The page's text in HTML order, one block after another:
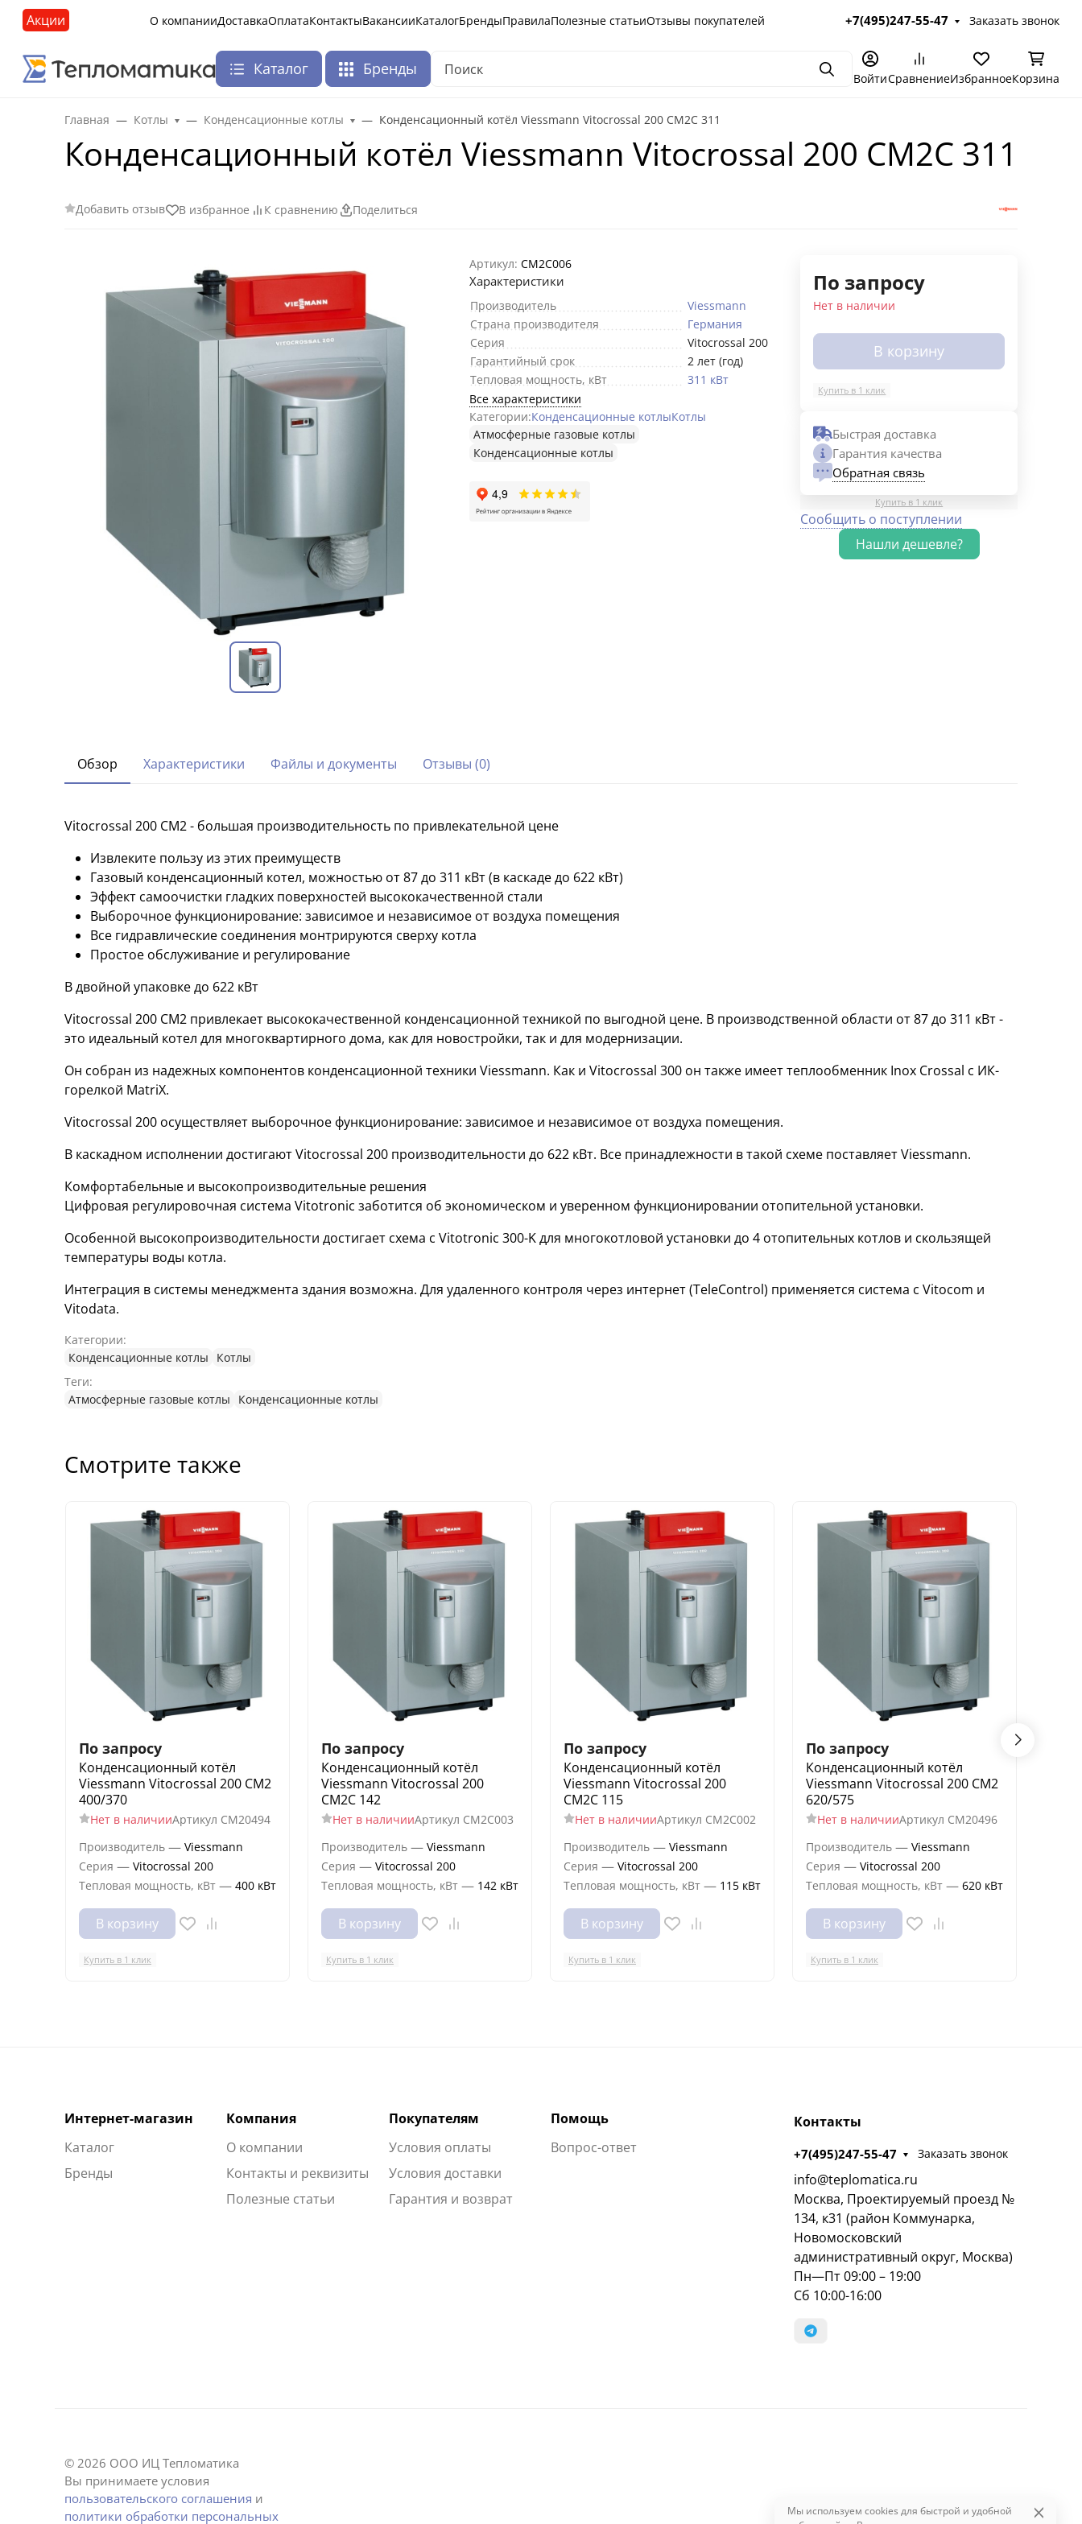
Акции О компанииДоставкаОплатаКонтактыВакансииКаталогБрендыПравилаПолезные статьиОтзывы покупателей +7(495)247-55-47 Заказать звонок
Каталог Бренды ПоискВойтиСравнениеИзбранноеКорзина
Главная Котлы Конденсационные котлы Конденсационный котёл Viessmann Vitocrossal 200 CM2C 311
Конденсационный котёл Viessmann Vitocrossal 200 CM2C 311
Добавить отзыв В избранное К сравнению Поделиться
Артикул: CM2C006
Характеристики
Производитель
Viessmann
Страна производителя
Германия
Серия
Vitocrossal 200
Гарантийный срок
2 лет (год)
Тепловая мощность, кВт
311 кВт
Все характеристики
Категории:Конденсационные котлыКотлы
Атмосферные газовые котлы
Конденсационные котлы
По запросу
Нет в наличии
В корзину
Купить в 1 клик
Быстрая доставка
Гарантия качества
Обратная связь
Купить в 1 клик
Сообщить о поступлении
Обзор Характеристики Файлы и документы Отзывы (0)
Vitocrossal 200 CM2 - большая производительность по привлекательной цене
Извлеките пользу из этих преимуществ
Газовый конденсационный котел, можностью от 87 до 311 кВт (в каскаде до 622 кВт)
Эффект самоочистки гладких поверхностей высококачественной стали
Выборочное функционирование: зависимое и независимое от воздуха помещения
Все гидравлические соединения монтрируются сверху котла
Простое обслуживание и регулирование
В двойной упаковке до 622 кВт
Vitocrossal 200 CM2 привлекает высококачественной конденсационной техникой по выгодной цене. В производственной области от 87 до 311 кВт -
это идеальный котел для многоквартирного дома, как для новостройки, так и для модернизации.
Он собран из надежных компонентов конденсационной техники Viessmann. Как и Vitocrossal 300 он также имеет теплообменник Inox Crossal с ИК-
горелкой MatriX.
Vitocrossal 200 осуществляет выборочное функционирование: зависимое и независимое от воздуха помещения.
В каскадном исполнении достигают Vitocrossal 200 производительности до 622 кВт. Все принадлежности в такой схеме поставляет Viessmann.
Комфортабельные и высокопроизводительные решения
Цифровая регулировочная система Vitotronic заботится об экономическом и уверенном функционировании отопительной установки.
Особенной высокопроизводительности достигает схема с Vitotronic 300-K для многокотловой установки до 4 отопительных котлов и скользящей
температуры воды котла.
Интеграция в системы менеджмента здания возможна. Для удаленного контроля через интернет (TeleControl) применяется система с Vitocom и
Vitodata.
Категории:
Конденсационные котлы
Котлы
Теги:
Атмосферные газовые котлы
Конденсационные котлы
Смотрите также
По запросу
Конденсационный котёл
Viessmann Vitocrossal 200 CM2
400/370
Нет в наличииАртикул CM20494
Производитель — Viessmann
Серия — Vitocrossal 200
Тепловая мощность, кВт — 400 кВт
В корзину
Купить в 1 клик
По запросу
Конденсационный котёл
Viessmann Vitocrossal 200
CM2C 142
Нет в наличииАртикул CM2C003
Производитель — Viessmann
Серия — Vitocrossal 200
Тепловая мощность, кВт — 142 кВт
В корзину
Купить в 1 клик
По запросу
Конденсационный котёл
Viessmann Vitocrossal 200
CM2C 115
Нет в наличииАртикул CM2C002
Производитель — Viessmann
Серия — Vitocrossal 200
Тепловая мощность, кВт — 115 кВт
В корзину
Купить в 1 клик
По запросу
Конденсационный котёл
Viessmann Vitocrossal 200 CM2
620/575
Нет в наличииАртикул CM20496
Производитель — Viessmann
Серия — Vitocrossal 200
Тепловая мощность, кВт — 620 кВт
В корзину
Купить в 1 клик
Интернет-магазин
Каталог
Бренды
Компания
О компании
Контакты и реквизиты
Полезные статьи
Покупателям
Условия оплаты
Условия доставки
Гарантия и возврат
Помощь
Вопрос-ответ
Контакты
+7(495)247-55-47 Заказать звонок
info@teplomatica.ru
Москва, Проектируемый проезд №
134, к31 (район Коммунарка,
Новомосковский
административный округ, Москва)
Пн—Пт 09:00 – 19:00
Сб 10:00-16:00
© 2026 ООО ИЦ Тепломатика
Вы принимаете условия
пользовательского соглашения и
политики обработки персональных
Мы используем cookies для быстрой и удобной